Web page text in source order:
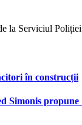
Serviciul
în construcții